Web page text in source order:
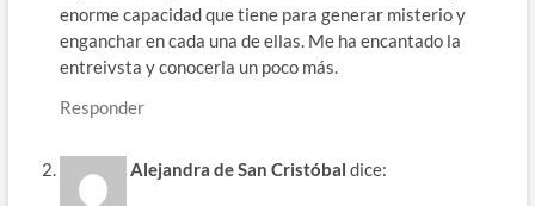
enorme capacidad que tiene para generar misterio y
enganchar en cada una de ellas. Me ha encantado la
entreivsta y conocerla un poco más.
Responder
Alejandra de San Cristóbal dice: